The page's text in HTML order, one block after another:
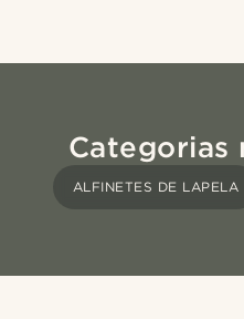
Categorias
ALFINETES DE LAPELA